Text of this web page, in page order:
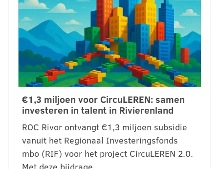
€1,3 miljoen voor CircuLEREN: samen
investeren in talent in Rivierenland
ROC Rivor ontvangt €1,3 miljoen subsidie
vanuit het Regionaal Investeringsfonds
mbo (RIF) voor het project CircuLEREN 2.0.